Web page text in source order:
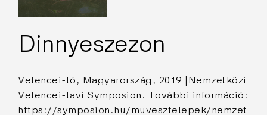
Dinnyeszezon
Velencei-tó, Magyarország, 2019 |Nemzetközi
Velencei-tavi Symposion. További információ:
https://symposion.hu/muvesztelepek/nemzet